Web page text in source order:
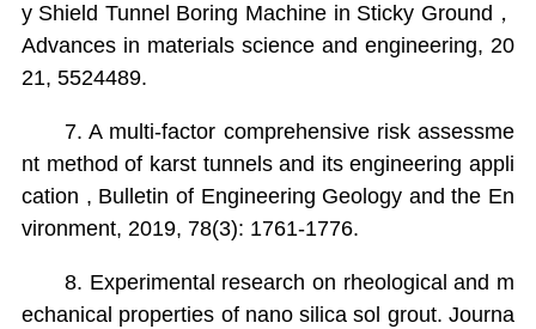
y Shield Tunnel Boring Machine in Sticky Ground，
Advances in materials science and engineering, 20
21, 5524489.
7. A multi-factor comprehensive risk assessme
nt method of karst tunnels and its engineering appli
cation , Bulletin of Engineering Geology and the En
vironment, 2019, 78(3): 1761-1776.
8. Experimental research on rheological and m
echanical properties of nano silica sol grout. Journa